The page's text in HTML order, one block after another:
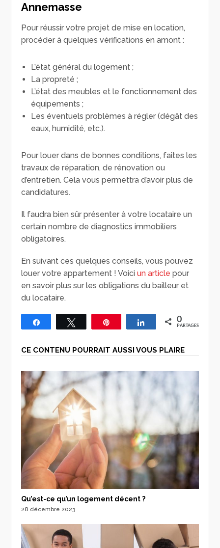
Annemasse
Pour réussir votre projet de mise en location,
procéder à quelques vérifications en amont :
L’état général du logement ;
La propreté ;
L’état des meubles et le fonctionnement des
équipements ;
Les éventuels problèmes à régler (dégât des
eaux, humidité, etc.).
Pour louer dans de bonnes conditions, faites les
travaux de réparation, de rénovation ou
d’entretien. Cela vous permettra d’avoir plus de
candidatures.
Il faudra bien sûr présenter à votre locataire un
certain nombre de diagnostics immobiliers
obligatoires.
En suivant ces quelques conseils, vous pouvez
louer votre appartement ! Voiciun article pour
en savoir plus sur les obligations du bailleur et
du locataire.
Partagez Tweetez Épingle Partagez0
PARTAGES
CE CONTENU POURRAIT AUSSI VOUS PLAIRE
Qu’est-ce qu’un logement décent ?
28 décembre 2023